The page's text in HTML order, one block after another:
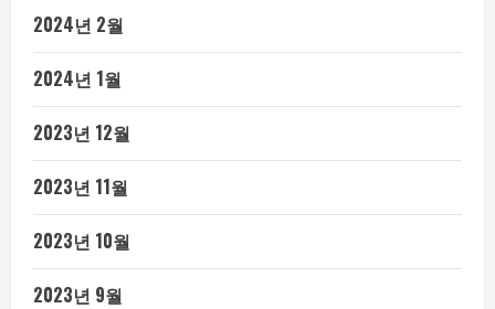
2024년 2월
2024년 1월
2023년 12월
2023년 11월
2023년 10월
2023년 9월